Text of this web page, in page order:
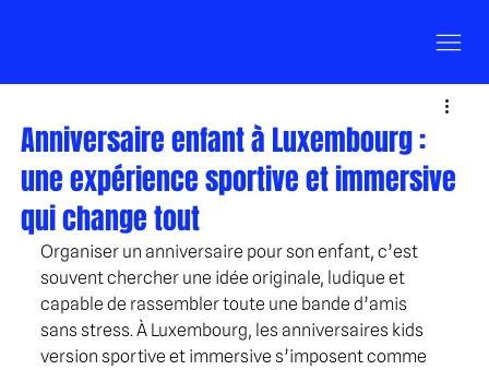
Anniversaire enfant à Luxembourg :
une expérience sportive et immersive
qui change tout
Organiser un anniversaire pour son enfant, c’est
souvent chercher une idée originale, ludique et
capable de rassembler toute une bande d’amis
sans stress. À Luxembourg, les anniversaires kids
version sportive et immersive s’imposent comme